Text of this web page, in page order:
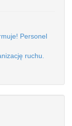
Personel
ruchu.